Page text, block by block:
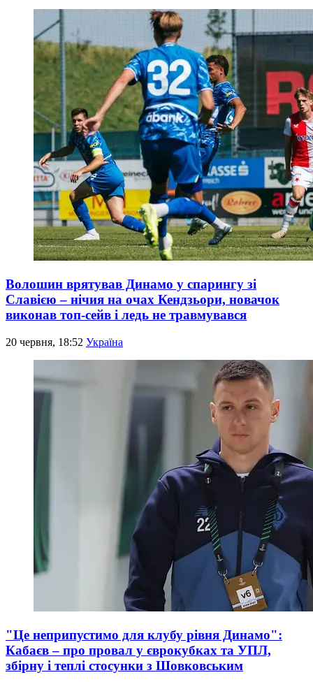
Волошин врятував Динамо у спарингу зі
Славією – нічия на очах Кендзьори, новачок
виконав топ-сейв і ледь не травмувався
20 червня, 18:52 Україна
"Це неприпустимо для клубу рівня Динамо":
Кабаєв – про провал у єврокубках та УПЛ,
збірну і теплі стосунки з Шовковським